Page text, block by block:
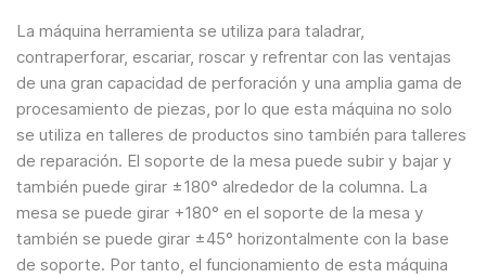
La máquina herramienta se utiliza para taladrar,
contraperforar, escariar, roscar y refrentar con las ventajas
de una gran capacidad de perforación y una amplia gama de
procesamiento de piezas, por lo que esta máquina no solo
se utiliza en talleres de productos sino también para talleres
de reparación. El soporte de la mesa puede subir y bajar y
también puede girar ±180° alrededor de la columna. La
mesa se puede girar +180° en el soporte de la mesa y
también se puede girar ±45° horizontalmente con la base
de soporte. Por tanto, el funcionamiento de esta máquina